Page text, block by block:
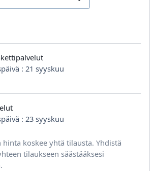
: 21 syyskuu
: 23 syyskuu
hinta koskee yhtä tilausta. Yhdistä
tilaukseen säästääksesi